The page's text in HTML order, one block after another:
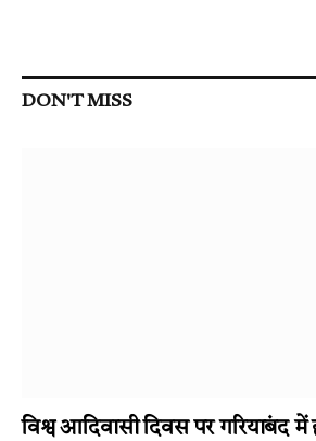
DON'T MISS
विश्व आदिवासी दिवस पर गरियाबंद में